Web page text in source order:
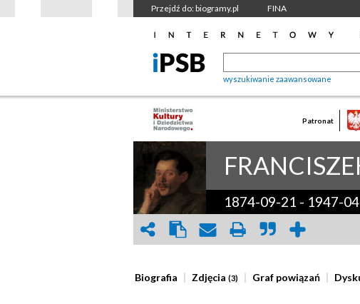
Przejdź do: biogramy.pl FINA
wyszukiwanie zaawansowane
Patronat
1874-09-21 - 1947-
Biografia Zdjęcia(3) Graf powiązań